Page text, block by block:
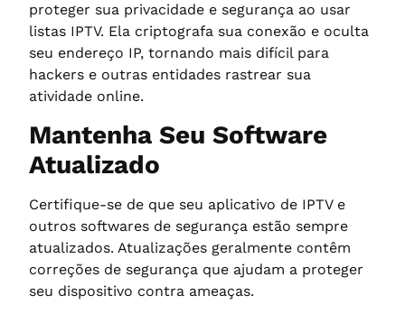
proteger sua privacidade e segurança ao usar
listas IPTV. Ela criptografa sua conexão e oculta
seu endereço IP, tornando mais difícil para
hackers e outras entidades rastrear sua
atividade online.
Mantenha Seu Software
Atualizado
Certifique-se de que seu aplicativo de IPTV e
outros softwares de segurança estão sempre
atualizados. Atualizações geralmente contêm
correções de segurança que ajudam a proteger
seu dispositivo contra ameaças.